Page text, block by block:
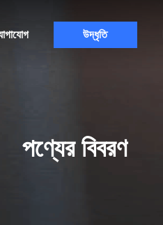
উদ্ধৃতি
পণ্যের বিবরণ